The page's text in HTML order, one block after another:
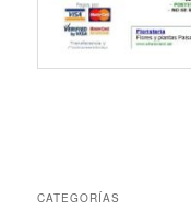
CATEGORÍAS